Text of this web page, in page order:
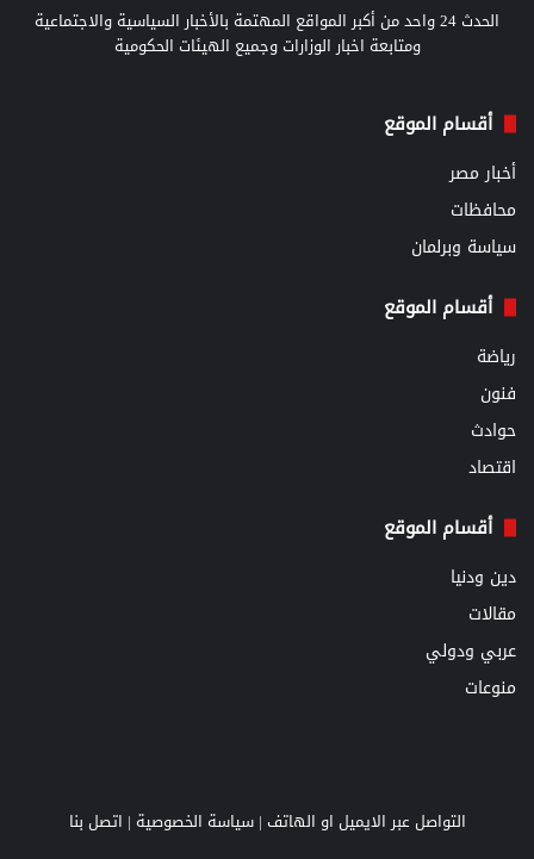
الحدث 24 واحد من أكبر المواقع المهتمة بالأخبار السياسية والاجتماعية
ومتابعة اخبار الوزارات وجميع الهيئات الحكومية
أقسام الموقع
أخبار مصر
محافظات
سياسة وبرلمان
أقسام الموقع
رياضة
فنون
حوادث
اقتصاد
أقسام الموقع
دين ودنيا
مقالات
عربي ودولي
منوعات
التواصل عبر الايميل او الهاتف |سياسة الخصوصية | اتصل بنا